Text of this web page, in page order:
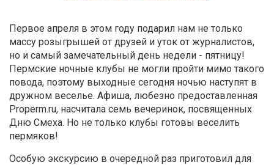
Первое апреля в этом году подарил нам не только
массу розыгрышей от друзей и уток от журналистов,
но и самый замечательный день недели - пятницу!
Пермские ночные клубы не могли пройти мимо такого
повода, поэтому выходные сегодня ночью наступят в
дружном веселье. Афиша, любезно предоставленная
Properm.ru, насчитала семь вечеринок, посвященных
Дню Смеха. Но не только клубы готовы веселить
пермяков!
Особую экскурсию в очередной раз приготовил для